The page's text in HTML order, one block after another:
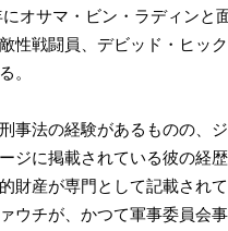
オサマ・ビン・ラディンと
性戦闘員、デビッド・ヒッ
。
事法の経験があるものの、
ジに掲載されている彼の経
財産が専門として記載され
ウチが、かつて軍事委員会